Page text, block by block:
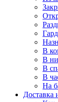
В
В
В
В
На
Доставка